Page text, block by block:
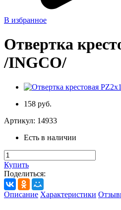
В избранное
Отвертка
/INGCO/
158 руб.
Артикул: 14933
Есть в наличии
Купить
Поделиться:
Описание Характеристики